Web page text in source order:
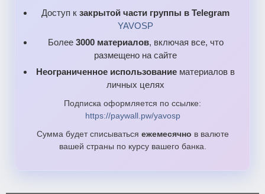
Доступ к закрытой части группы в Telegram
YAVOSP
Более 3000 материалов, включая все, что
размещено на сайте
Неограниченное использование материалов в
личных целях
Подписка оформляется по ссылке:
https://paywall.pw/yavosp
Сумма будет списываться ежемесячно в валюте
вашей страны по курсу вашего банка.